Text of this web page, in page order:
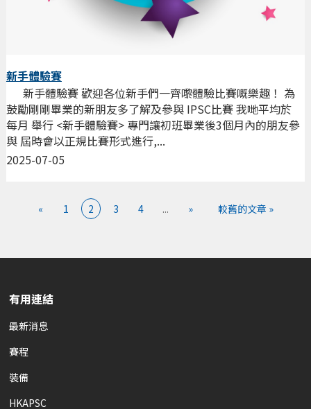
新手體驗賽
2025-07-05
新手體驗賽 歡迎各位新手們一齊嚟體驗比賽嘅樂趣！ 為
鼓勵剛剛畢業的新朋友多了解及參與 IPSC比賽 我哋平均於
每月 舉行 <新手體驗賽> 專門讓初班畢業後3個月內的朋友參
與 屆時會以正規比賽形式進行,...
« 1 2 3 4 ... » 較舊的文章 »
有用連結
最新消息
賽程
裝備
HKAPSC